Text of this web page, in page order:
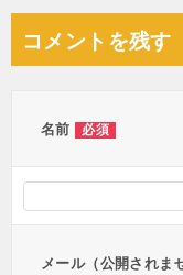
コメントを残す
名前 必須
メール（公開されま